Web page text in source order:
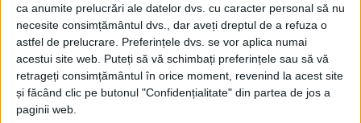
ca anumite prelucrări ale datelor dvs. cu caracter personal să nu
necesite consimțământul dvs., dar aveți dreptul de a refuza o
astfel de prelucrare. Preferințele dvs. se vor aplica numai
acestui site web. Puteți să vă schimbați preferințele sau să vă
retrageți consimțământul în orice moment, revenind la acest site
și făcând clic pe butonul "Confidențialitate" din partea de jos a
paginii web.
cartierelor. După ce s-a început demolarea garajelor
și a magaziilor am avut pe rol 80 de procese și pe
toate le-am cîștigat”. El a completat: „Întotdeauna,
fermitatea și investițiile care au venit au estompat
vociferările sau nemulțumirile unor cetățeni. Acuma
aplaudă și au văzut că am avut dreptate în ceea ce